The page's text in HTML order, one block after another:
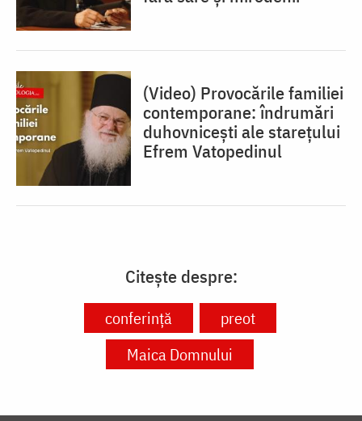
(Video) Provocările familiei
contemporane: îndrumări
duhovnicești ale starețului
Efrem Vatopedinul
Citește despre:
conferință
preot
Maica Domnului